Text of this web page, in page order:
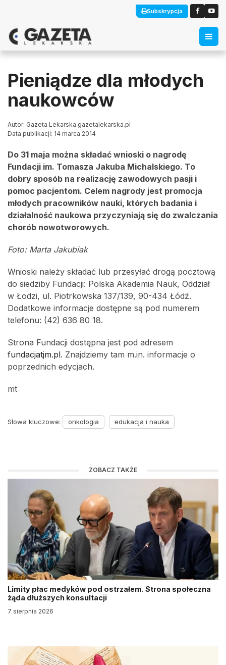
Subskrypcja
Pieniądze dla młodych
naukowców
Autor: Gazeta Lekarska gazetalekarska.pl
Data publikacji: 14 marca 2014
Do 31 maja można składać wnioski o nagrodę
Fundacji im. Tomasza Jakuba Michalskiego. To
dobry sposób na realizację zawodowych pasji i
pomoc pacjentom. Celem nagrody jest promocja
młodych pracowników nauki, których badania i
działalność naukowa przyczyniają się do zwalczania
chorób nowotworowych.
Foto: Marta Jakubiak
Wnioski należy składać lub przesyłać drogą pocztową
do siedziby Fundacji: Polska Akademia Nauk, Oddział
w Łodzi, ul. Piotrkowska 137/139, 90-434 Łódź.
Dodatkowe informacje dostępne są pod numerem
telefonu: (42) 636 80 18.
Strona Fundacji dostępna jest pod adresem
fundacjatjm.pl. Znajdziemy tam m.in. informacje o
poprzednich edycjach.
mt
Słowa kluczowe: onkologia edukacja i nauka
ZOBACZ TAKŻE
Limity płac medyków pod ostrzałem. Strona społeczna
żąda dłuższych konsultacji
7 sierpnia 2026